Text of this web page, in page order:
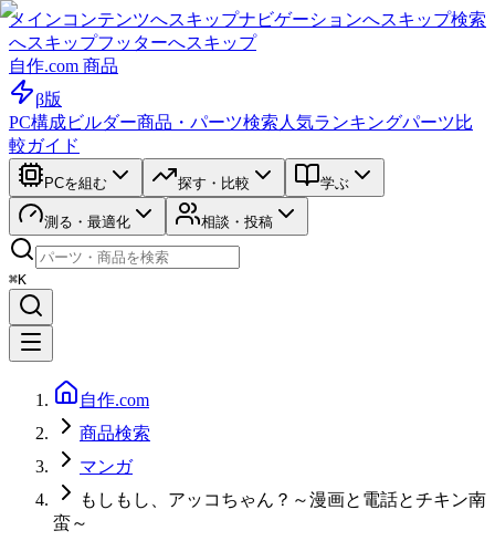
メインコンテンツへスキップナビゲーションへスキップ検索
へスキップフッターへスキップ
自作.com 商品
β版
PC構成ビルダー商品・パーツ検索 人気ランキングパーツ比
較ガイド
PCを組む 探す・比較 学ぶ
測る・最適化 相談・投稿
⌘K
自作.com
商品検索
マンガ
もしもし、アッコちゃん？～漫画と電話とチキン南
蛮～